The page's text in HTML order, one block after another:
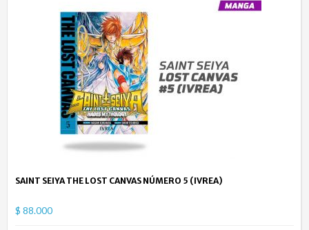
SAINT SEIYA THE LOST CANVAS NÚMERO 5 (IVREA)
$ 88.000